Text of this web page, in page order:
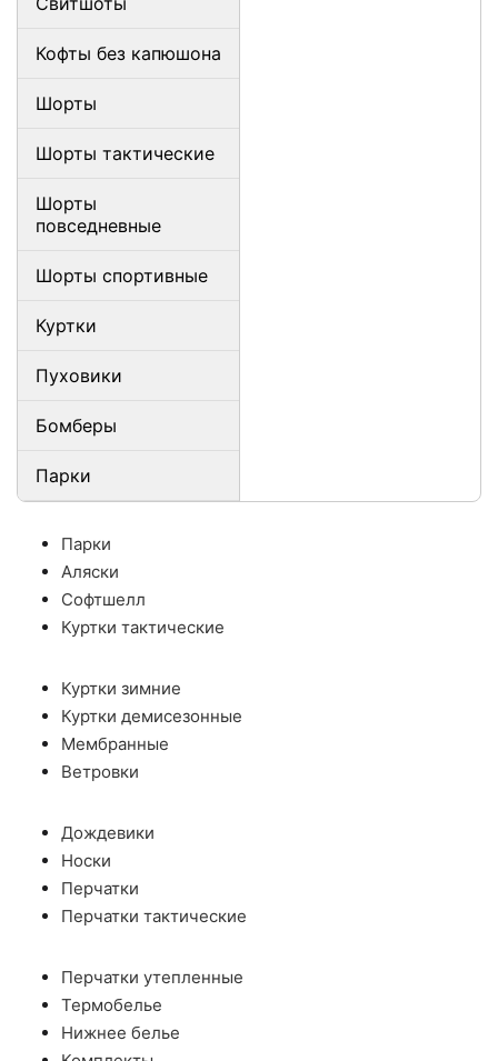
Кофты без капюшона
Шорты
Шорты тактические
Шорты
повседневные
Шорты спортивные
Куртки
Пуховики
Бомберы
Парки
Парки
Аляски
Софтшелл
Куртки тактические
Куртки зимние
Куртки демисезонные
Мембранные
Ветровки
Дождевики
Носки
Перчатки
Перчатки тактические
Перчатки утепленные
Термобелье
Нижнее белье